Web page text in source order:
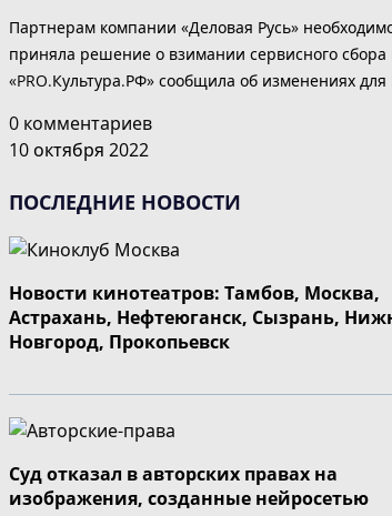
Партнерам компании «Деловая Русь»
приняла решение о взимании сервисного
«PRO.Культура.РФ» сообщила об изменениях для
0 комментариев
10 октября 2022
ПОСЛЕДНИЕ НОВОСТИ
Новости кинотеатров: Тамбов, Москва,
Астрахань, Нефтеюганск, Сызрань,
Новгород, Прокопьевск
Суд отказал в авторских правах на
изображения, созданные нейросетью